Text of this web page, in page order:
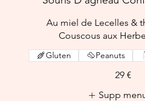
Au miel de Lecelles &
Couscous aux
29 €
Gluten Peanuts
Supp